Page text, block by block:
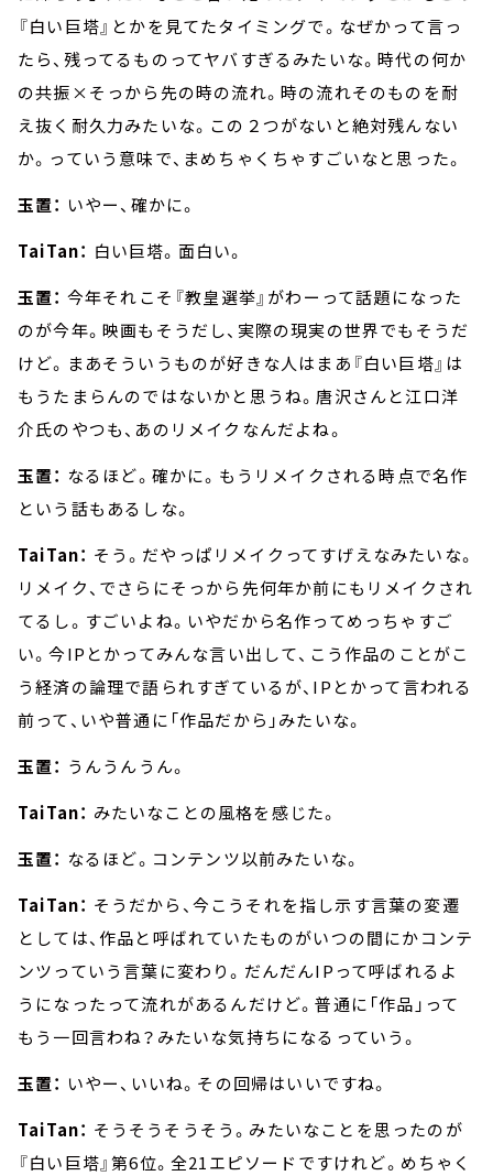
『白い巨塔』とかを見てたタイミングで。なぜかって言っ
たら、残ってるものってヤバすぎるみたいな。時代の何か
の共振×そっから先の時の流れ。時の流れそのものを耐
え抜く耐久力みたいな。この２つがないと絶対残んない
か。っていう意味で、まめちゃくちゃすごいなと思った。
玉置： いやー、確かに。
TaiTan： 白い巨塔。面白い。
玉置： 今年それこそ『教皇選挙』がわーって話題になった
のが今年。映画もそうだし、実際の現実の世界でもそうだ
けど。まあそういうものが好きな人はまあ『白い巨塔』は
もうたまらんのではないかと思うね。唐沢さんと江口洋
介氏のやつも、あのリメイクなんだよね。
玉置： なるほど。確かに。もうリメイクされる時点で名作
という話もあるしな。
TaiTan： そう。だやっぱリメイクってすげえなみたいな。
リメイク、でさらにそっから先何年か前にもリメイクされ
てるし。すごいよね。いやだから名作ってめっちゃすご
い。今IPとかってみんな言い出して、こう作品のことがこ
う経済の論理で語られすぎているが、IPとかって言われる
前って、いや普通に「作品だから」みたいな。
玉置： うんうんうん。
TaiTan： みたいなことの風格を感じた。
玉置： なるほど。コンテンツ以前みたいな。
TaiTan： そうだから、今こうそれを指し示す言葉の変遷
としては、作品と呼ばれていたものがいつの間にかコンテ
ンツっていう言葉に変わり。だんだんIPって呼ばれるよ
うになったって流れがあるんだけど。普通に「作品」って
もう一回言わね？みたいな気持ちになるっていう。
玉置： いやー、いいね。その回帰はいいですね。
TaiTan： そうそうそうそう。みたいなことを思ったのが
『白い巨塔』第6位。全21エピソードですけれど。めちゃく